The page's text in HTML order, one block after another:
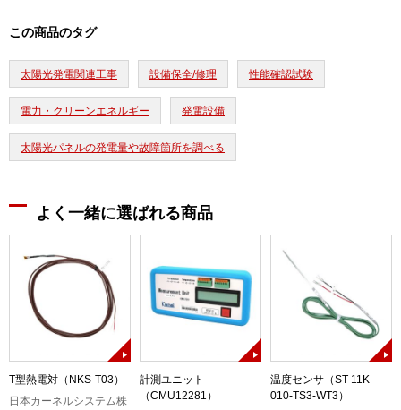
この商品のタグ
太陽光発電関連工事 設備保全/修理 性能確認試験
電力・クリーンエネルギー 発電設備
太陽光パネルの発電量や故障箇所を調べる
よく一緒に選ばれる商品
T型熱電対（NKS-T03）
日本カーネルシステム株
計測ユニット
（CMU12281）
温度センサ（ST-11K-
010-TS3-WT3）